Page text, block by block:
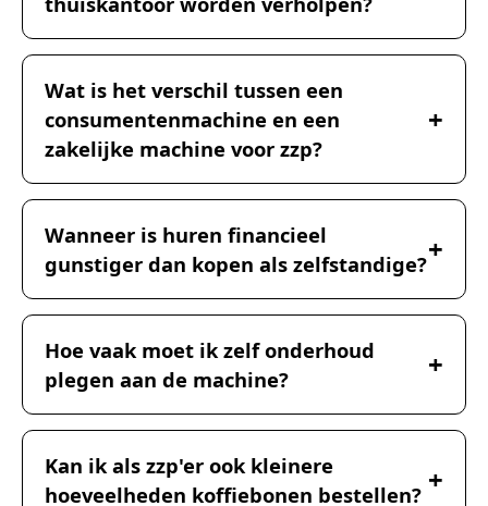
Wat is het verschil tussen een
consumentenmachine en een
zakelijke machine voor zzp?
Wanneer is huren financieel
gunstiger dan kopen als zelfstandige?
Hoe vaak moet ik zelf onderhoud
plegen aan de machine?
Kan ik als zzp'er ook kleinere
hoeveelheden koffiebonen bestellen?